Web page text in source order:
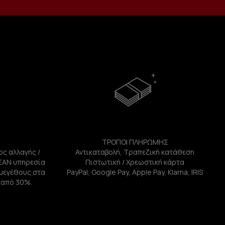
αλλαγής /
υπηρεσία
στα
30%.
ΤΡΟΠΟΙ ΠΛΗΡΩΜΗΣ
Αντικαταβολή, Τραπεζική κατάθεση
Πιστωτική / Χρεωστική κάρτα
PayPal, Google Pay, Apple Pay, Klarna, IRIS